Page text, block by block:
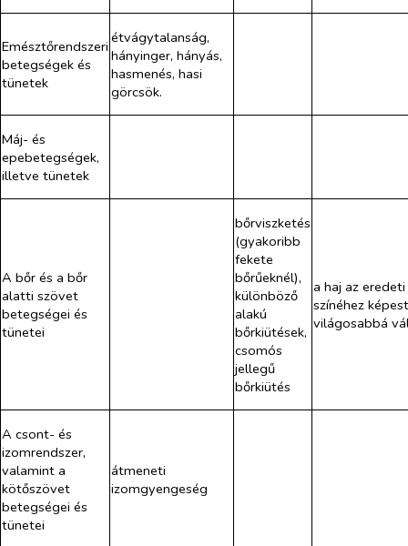
Emésztőrendszeri
betegségek és
tünetek
étvágytalanság,
hányinger, hányás,
hasmenés, hasi
görcsök.
Máj- és
epebetegségek,
illetve tünetek
A bőr és a bőr
alatti szövet
betegségei és
tünetei
bőrviszketés
(gyakoribb
fekete
bőrűeknél),
különböző
alakú
bőrkiütések,
csomós
jellegű
bőrkiütés
a haj az eredeti
színéhez képest
világosabbá
A csont- és
izomrendszer,
valamint a
kötőszövet
betegségei és
tünetei
átmeneti
izomgyengeség